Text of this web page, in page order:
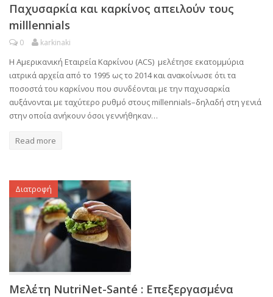
Παχυσαρκία και καρκίνος απειλούν τους
milllennials
0 karkinaki
Η Αμερικανική Εταιρεία Καρκίνου (ACS) μελέτησε εκατομμύρια
ιατρικά αρχεία από το 1995 ως το 2014 και ανακοίνωσε ότι τα
ποσοστά του καρκίνου που συνδέονται με την παχυσαρκία
αυξάνονται με ταχύτερο ρυθμό στους millennials–δηλαδή στη γενιά
στην οποία ανήκουν όσοι γεννήθηκαν…
Read more
Διατροφή
Μελέτη NutriNet-Santé : Επεξεργασμένα